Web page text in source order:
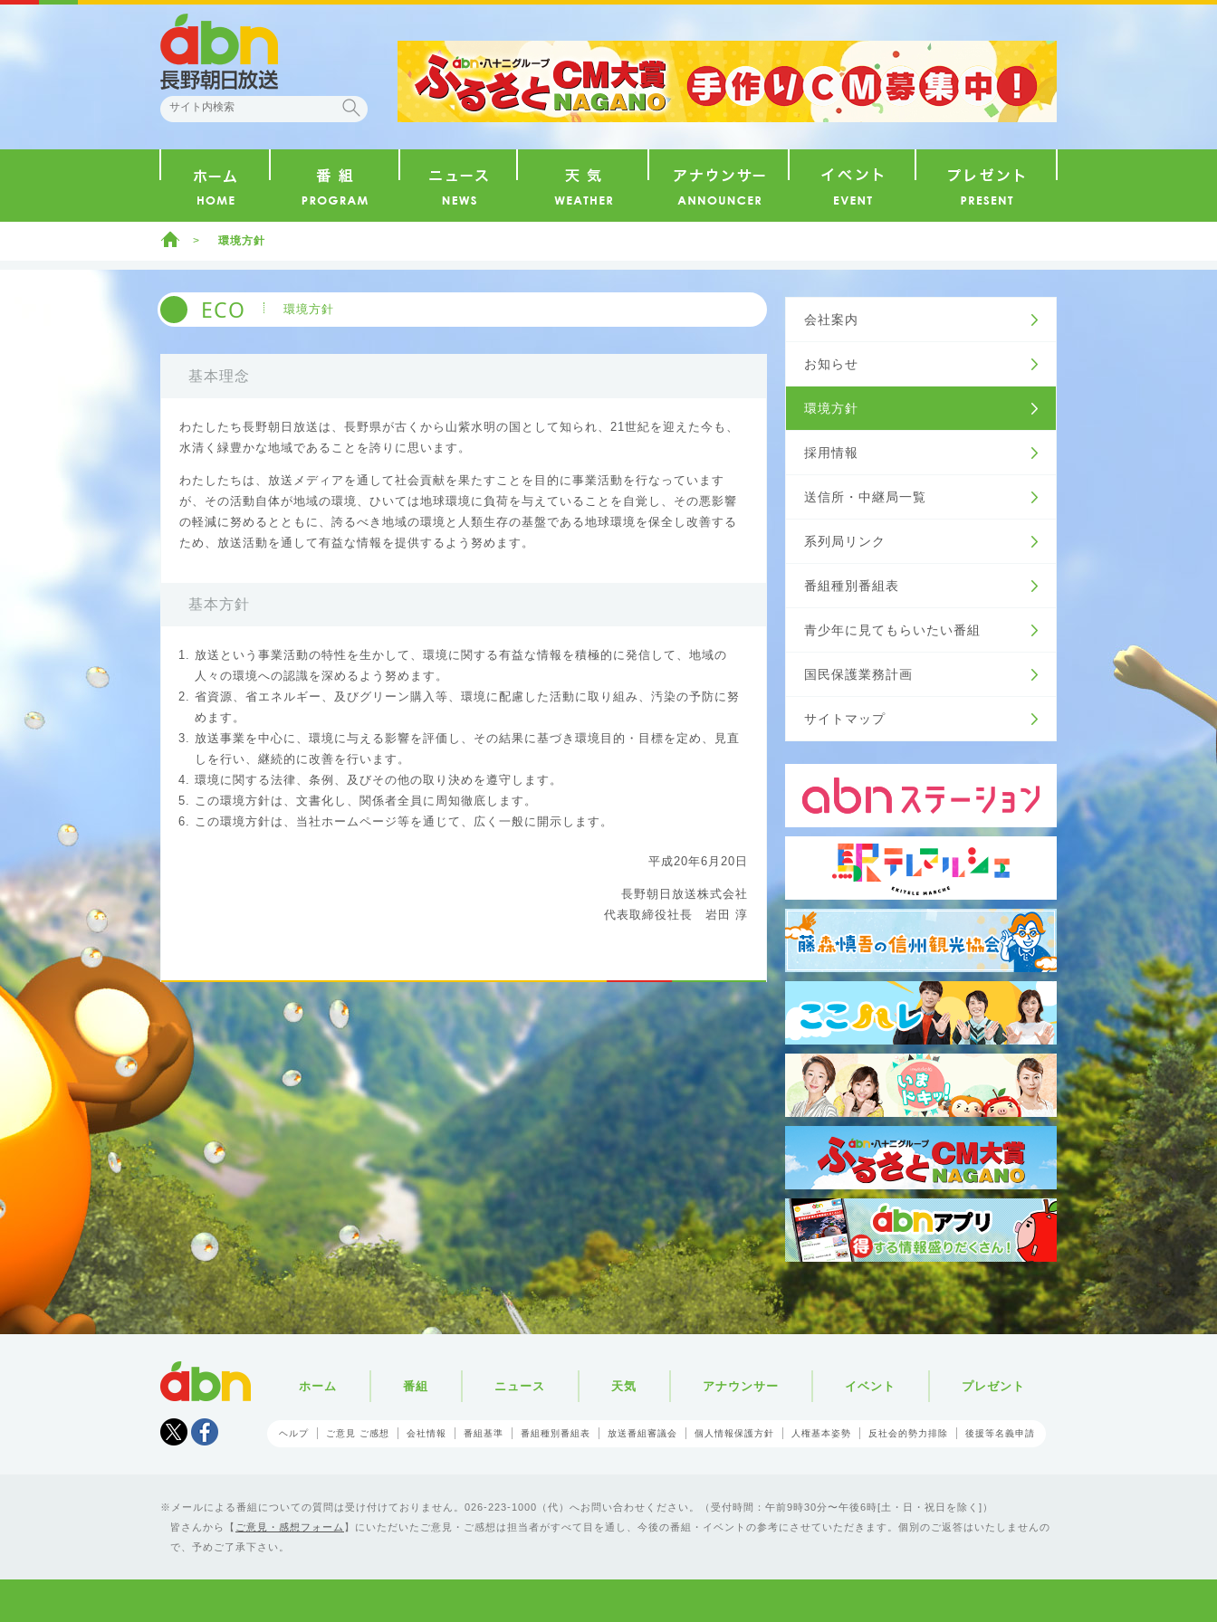
検索
ホーム 環境方針
ECO 環境方針
基本理念
わたしたち長野朝日放送は、長野県が古くから山紫水明の国として知られ、21世紀を迎えた今も、
水清く緑豊かな地域であることを誇りに思います。
わたしたちは、放送メディアを通して社会貢献を果たすことを目的に事業活動を行なっています
が、その活動自体が地域の環境、ひいては地球環境に負荷を与えていることを自覚し、その悪影響
の軽減に努めるとともに、誇るべき地域の環境と人類生存の基盤である地球環境を保全し改善する
ため、放送活動を通して有益な情報を提供するよう努めます。
基本方針
放送という事業活動の特性を生かして、環境に関する有益な情報を積極的に発信して、地域の
人々の環境への認識を深めるよう努めます。
省資源、省エネルギー、及びグリーン購入等、環境に配慮した活動に取り組み、汚染の予防に努
めます。
放送事業を中心に、環境に与える影響を評価し、その結果に基づき環境目的・目標を定め、見直
しを行い、継続的に改善を行います。
環境に関する法律、条例、及びその他の取り決めを遵守します。
この環境方針は、文書化し、関係者全員に周知徹底します。
この環境方針は、当社ホームページ等を通じて、広く一般に開示します。
平成20年6月20日
長野朝日放送株式会社
代表取締役社長 岩田 淳
会社案内
お知らせ
環境方針
採用情報
送信所・中継局一覧
系列局リンク
番組種別番組表
青少年に見てもらいたい番組
国民保護業務計画
サイトマップ
Tweet
ホーム 番組 ニュース 天気 アナウンサー イベント プレゼント
ヘルプ ご意見 ご感想 会社情報 番組基準 番組種別番組表 放送番組審議会 個人情報保護方針 人権基本姿勢 反社会的勢力排除 後援等名義申請
メールによる番組についての質問は受け付けておりません。026-223-1000（代）へお問い合わせください。（受付時間：午前9時30分〜午後6時[土・日・祝日を除く]）
皆さんから【 ご意見・感想フォーム 】にいただいたご意見・ご感想は担当者がすべて目を通し、今後の番組・イベントの参考にさせていただきます。個別のご返答はいたしませんの
で、予めご了承下さい。